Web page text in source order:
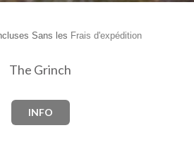
Sans les Frais d'expédition
The Grinch
INFO